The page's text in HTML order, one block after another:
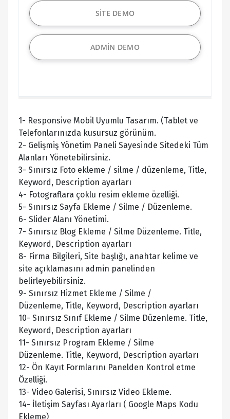
SİTE DEMO
ADMİN DEMO
1- Responsive Mobil Uyumlu Tasarım. (Tablet ve
Telefonlarınızda kusursuz görünüm.
2- Gelişmiş Yönetim Paneli Sayesinde Sitedeki Tüm
Alanları Yönetebilirsiniz.
3- Sınırsız Foto ekleme / silme / düzenleme, Title,
Keyword, Description ayarları
4- Fotograflara çoklu resim ekleme özelliği.
5- Sınırsız Sayfa Ekleme / Silme / Düzenleme.
6- Slider Alanı Yönetimi.
7- Sınırsız Blog Ekleme / Silme Düzenleme. Title,
Keyword, Description ayarları
8- Firma Bilgileri, Site başlığı, anahtar kelime ve
site açıklamasını admin panelinden
belirleyebilirsiniz.
9- Sınırsız Hizmet Ekleme / Silme /
Düzenleme, Title, Keyword, Description ayarları
10- Sınırsız Sınıf Ekleme / Silme Düzenleme. Title,
Keyword, Description ayarları
11- Sınırsız Program Ekleme / Silme
Düzenleme. Title, Keyword, Description ayarları
12- Ön Kayıt Formlarını Panelden Kontrol etme
Özelliği.
13- Video Galerisi, Sınırsız Video Ekleme.
14- İletişim Sayfası Ayarları ( Google Maps Kodu
Ekleme)